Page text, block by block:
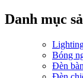
Danh mục
Bóng
Đèn